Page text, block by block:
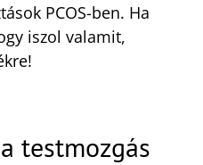
PCOS-ben. Ha
iszol valamit,
testmozgás